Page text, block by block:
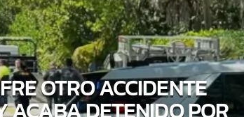
OTRO ACCIDENTE